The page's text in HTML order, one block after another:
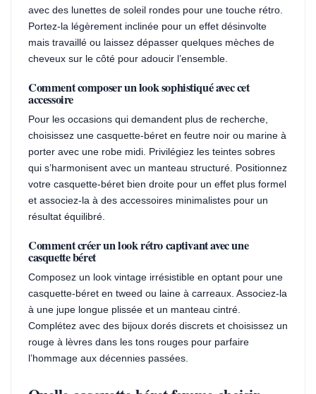
avec des lunettes de soleil rondes pour une touche rétro.
Portez-la légèrement inclinée pour un effet désinvolte
mais travaillé ou laissez dépasser quelques mèches de
cheveux sur le côté pour adoucir l’ensemble.
Comment composer un look sophistiqué avec cet
accessoire
Pour les occasions qui demandent plus de recherche,
choisissez une casquette-béret en feutre noir ou marine à
porter avec une robe midi. Privilégiez les teintes sobres
qui s’harmonisent avec un manteau structuré. Positionnez
votre casquette-béret bien droite pour un effet plus formel
et associez-la à des accessoires minimalistes pour un
résultat équilibré.
Comment créer un look rétro captivant avec une
casquette béret
Composez un look vintage irrésistible en optant pour une
casquette-béret en tweed ou laine à carreaux. Associez-la
à une jupe longue plissée et un manteau cintré.
Complétez avec des bijoux dorés discrets et choisissez un
rouge à lèvres dans les tons rouges pour parfaire
l’hommage aux décennies passées.